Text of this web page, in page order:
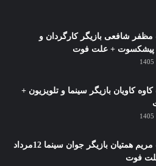
شافعی بازیگر کارگردان و
پیشکسوت + علت فوت
کاویان بازیگر سینما و تلویزیون +
درگذشت مریم همتیان بازیگر جوان سینما 12مرداد